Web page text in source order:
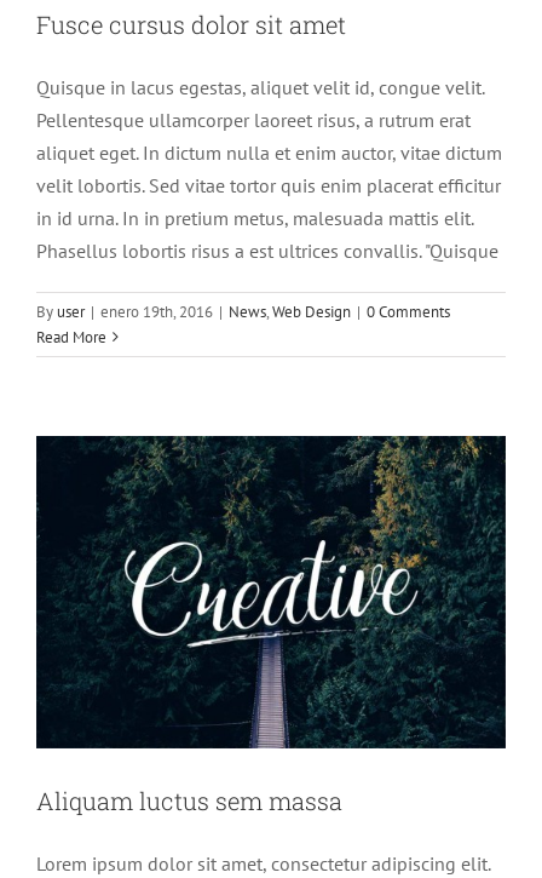
Fusce cursus dolor sit amet
Quisque in lacus egestas, aliquet velit id, congue velit.
Pellentesque ullamcorper laoreet risus, a rutrum erat
aliquet eget. In dictum nulla et enim auctor, vitae dictum
velit lobortis. Sed vitae tortor quis enim placerat efficitur
in id urna. In in pretium metus, malesuada mattis elit.
Phasellus lobortis risus a est ultrices convallis. "Quisque
By user | enero 19th, 2016 | News,Web Design | 0 Comments
Read More
Aliquam luctus sem massa
Aliquam luctus sem massa
Lorem ipsum dolor sit amet, consectetur adipiscing elit.